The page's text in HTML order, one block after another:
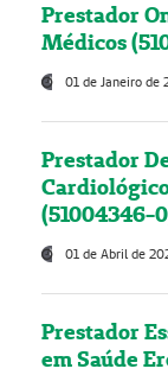
Prestador
Médicos
01 de Janeiro de
Prestador
(51004346-
01 de Abril de
Prestador
em Saúde